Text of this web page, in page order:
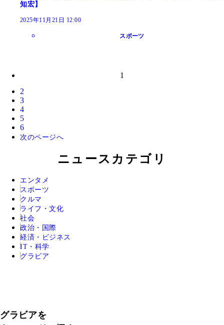
知宏】
2025年11月21日 12:00
スポーツ
1
2
3
4
5
6
次のページへ
ニュースカテゴリ
エンタメ
スポーツ
クルマ
ライフ・文化
社会
政治・国際
経済・ビジネス
IT・科学
グラビア
グラビアを